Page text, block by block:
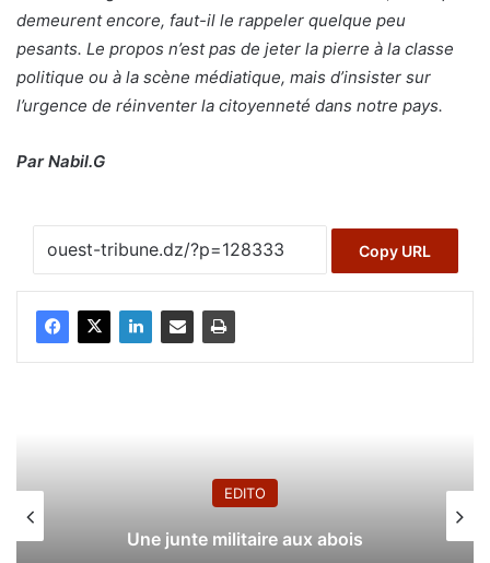
demeurent encore, faut-il le rappeler quelque peu
pesants. Le propos n’est pas de jeter la pierre à la classe
politique ou à la scène médiatique, mais d’insister sur
l’urgence de réinventer la citoyenneté dans notre pays.
Par Nabil.G
Copy URL
EDITO
Une junte militaire aux abois